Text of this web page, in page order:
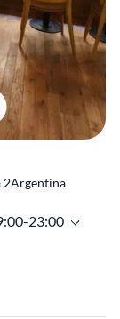
2Argentina
23:00